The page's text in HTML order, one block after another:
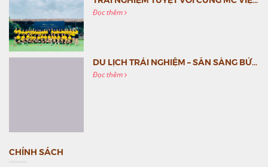
Đọc thêm
DU LỊCH TRẢI NGHIỆM – SẴN SÀNG BỨT PHÁ CÙNG MC VIỆT NAM
Đọc thêm
CHÍNH SÁCH